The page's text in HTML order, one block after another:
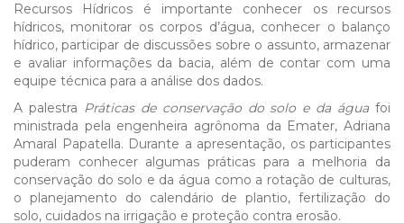
Recursos Hídricos é importante conhecer os recursos
hídricos, monitorar os corpos d’água, conhecer o balanço
hídrico, participar de discussões sobre o assunto, armazenar
e avaliar informações da bacia, além de contar com uma
equipe técnica para a análise dos dados.
A palestra Práticas de conservação do solo e da águafoi
ministrada pela engenheira agrônoma da Emater, Adriana
Amaral Papatella. Durante a apresentação, os participantes
puderam conhecer algumas práticas para a melhoria da
conservação do solo e da água como a rotação de culturas,
o planejamento do calendário de plantio, fertilização do
solo, cuidados na irrigação e proteção contra erosão.